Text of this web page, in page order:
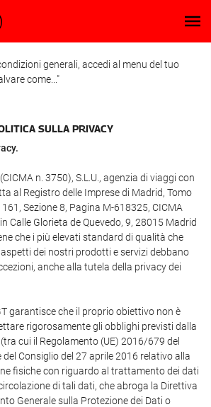
generali, accedi al menu del tuo
come..."
SULLA PRIVACY
n. 3750), S.L.U., agenzia di viaggi con
al Registro delle Imprese di Madrid, Tomo
Sezione 8, Pagina M-618325, CICMA
Calle Glorieta de Quevedo, 9, 28015 Madrid
che i più elevati standard di qualità che
dei nostri prodotti e servizi debbano
anche alla tutela della privacy dei
garantisce che il proprio obiettivo non è
rigorosamente gli obblighi previsti dalla
cui il Regolamento (UE) 2016/679 del
Consiglio del 27 aprile 2016 relativo alla
fisiche con riguardo al trattamento dei dati
di tali dati, che abroga la Direttiva
Generale sulla Protezione dei Dati o